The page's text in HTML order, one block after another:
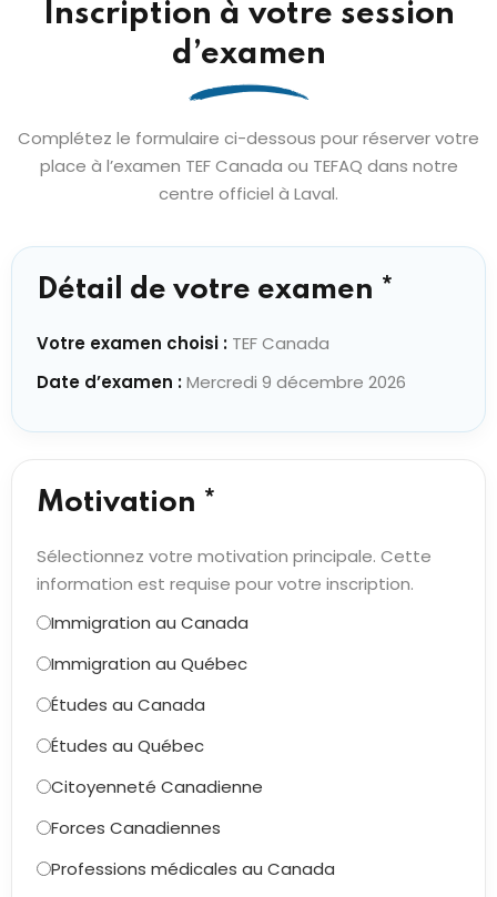
Inscription à votre session
d’examen
Complétez le formulaire ci-dessous pour réserver votre
place à l’examen TEF Canada ou TEFAQ dans notre
centre officiel à Laval.
Détail de votre examen *
Votre examen choisi : TEF Canada
Date d’examen :Mercredi 9 décembre 2026
Motivation *
Sélectionnez votre motivation principale. Cette
information est requise pour votre inscription.
Immigration au Canada
Immigration au Québec
Études au Canada
Études au Québec
Citoyenneté Canadienne
Forces Canadiennes
Professions médicales au Canada